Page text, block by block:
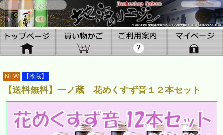
NEW 【冷蔵】
【送料無料】一ノ蔵 花めくすず音１２本セット